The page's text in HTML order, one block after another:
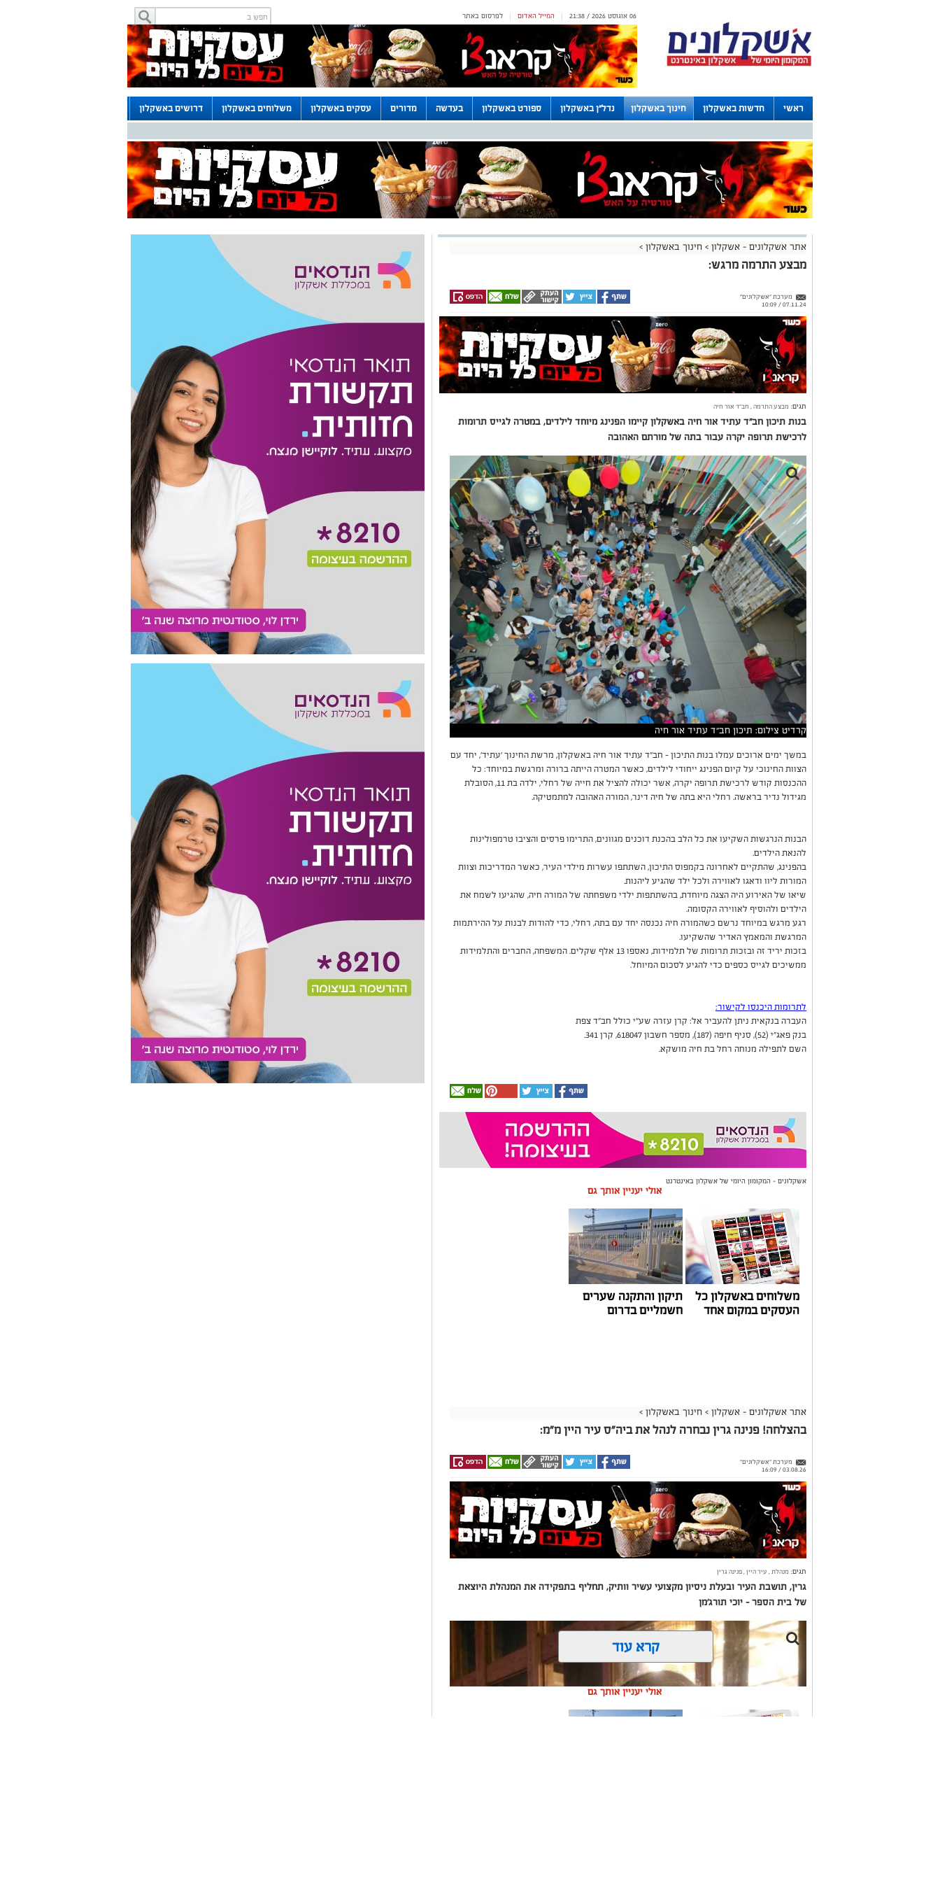
לפרסום באתר | המייל האדום | 06 אוגוסט 2026 / 21:38
ראשי חדשות באשקלון חינוך באשקלון נדל"ן באשקלון ספורט באשקלון בעדשה מדורים עסקים באשקלון משלוחים באשקלון דרושים באשקלון
אתר אשקלונים - אשקלון > חינוך באשקלון >
מבצע התרמה מרגש:
מערכת "אשקלונים"
07.11.24 / 10:09
תגים: מבצע התרמה, חב"ד אור חיה
בנות תיכון חב"ד עתיד אור חיה באשקלון קיימו הפנינג מיוחד לילדים, במטרה לגייס תרומות
לרכישת תרופה יקרה עבור בתה של מורתם האהובה
קרדיט צילום: תיכון חב״ד עתיד אור חיה
במשך ימים ארוכים עמלו בנות התיכון - חב"ד עתיד אור חיה באשקלון, מרשת החינוך 'עתיד', יחד עם
הצוות החינוכי על קיום הפנינג ייחודי לילדים, כאשר המטרה הייתה ברורה ומרגשת במיוחד: כל
ההכנסות קודש לרכישת תרופה יקרה, אשר יכולה להציל את חייה של רחלי, ילדה בת 11, הסובלת
מגידול נדיר בראשה. רחלי היא בתה של חיה דינר, המורה האהובה למתמטיקה.
הבנות הנרגשות השקיעו את כל הלב בהכנת דוכנים מגוונים, התרימו פרסים והציבו טרמפולינות
להנאת הילדים.
בהפנינג, שהתקיים לאחרונה בקמפוס התיכון, השתתפו עשרות מילדי העיר, כאשר המדריכות וצוות
המורות ליוו ודאגו לאווירה ולכל ילד שהגיע ליהנות.
שיאו של האירוע היה הצגה מיוחדת, בהשתתפות ילדי משפחתה של המורה חיה, שהגיעו לשמח את
הילדים ולהוסיף לאווירה הקסומה.
רגע מרגש במיוחד נרשם כשהמורה חיה נכנסה יחד עם בתה, רחלי, כדי להודות לבנות על ההירתמות
המרגשת והמאמץ האדיר שהשקיעו.
בזכות יריד זה ובזכות תרומות של תלמידות, נאספו 13 אלף שקלים. המשפחה, החברים והתלמידות
ממשיכים לגייס כספים כדי להגיע לסכום המיוחל.
לתרומות היכנסו לקישור:
העברה בנקאית ניתן להעביר אל: קרן עזרה שע"י כולל חב"ד צפת
בנק פאג"י (52), סניף חיפה (187), מספר חשבון 618047, קרן 341.
השם לתפילה מנוחה רחל בת חיה מושקא.
אשקלונים - המקומון היומי של אשקלון באינטרנט
אולי יעניין אותך גם
משלוחים באשקלון כל
העסקים במקום אחד
תיקון והתקנה שערים
חשמליים בדרום
אתר אשקלונים - אשקלון > חינוך באשקלון >
בהצלחה! פנינה גרין נבחרה לנהל את ביה"ס עיר היין מ"מ:
מערכת "אשקלונים"
03.08.26 / 16:09
תגים: מנהלת, עיר היין,פנינה גרין
גרין, תושבת העיר ובעלת ניסיון מקצועי עשיר וותיק, תחליף בתפקידה את המנהלת היוצאת
של בית הספר – יוכי תורג'מן
קרא עוד
אולי יעניין אותך גם